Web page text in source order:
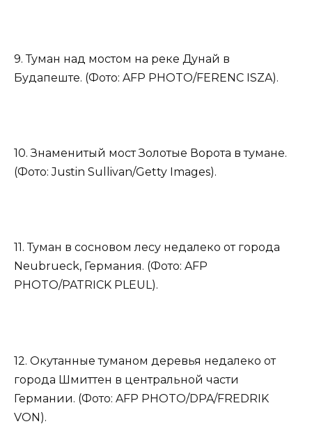
9. Туман над мостом на реке Дунай в
Будапеште. (Фото: AFP PHOTO/FERENC ISZA).
10. Знаменитый мост Золотые Ворота в тумане.
(Фото: Justin Sullivan/Getty Images).
11. Туман в сосновом лесу недалеко от города
Neubrueck, Германия. (Фото: AFP
PHOTO/PATRICK PLEUL).
12. Окутанные туманом деревья недалеко от
города Шмиттен в центральной части
Германии. (Фото: AFP PHOTO/DPA/FREDRIK
VON).